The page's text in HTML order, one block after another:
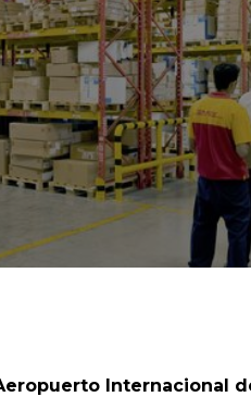
Internacional